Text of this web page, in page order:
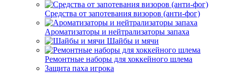
Средства от запотевания визоров (анти-фог)
Ароматизаторы и нейтрализаторы запаха
Шайбы и мячи
Ремонтные наборы для хоккейного шлема
Защита паха игрока